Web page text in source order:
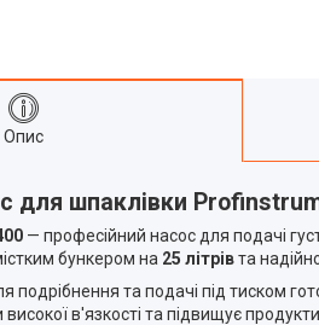
Опис
для шпаклівки
— професійний насос для подачі
бункером на 25 літрівта
подрібнення та подачі під тиском
в'язкості та підвищує